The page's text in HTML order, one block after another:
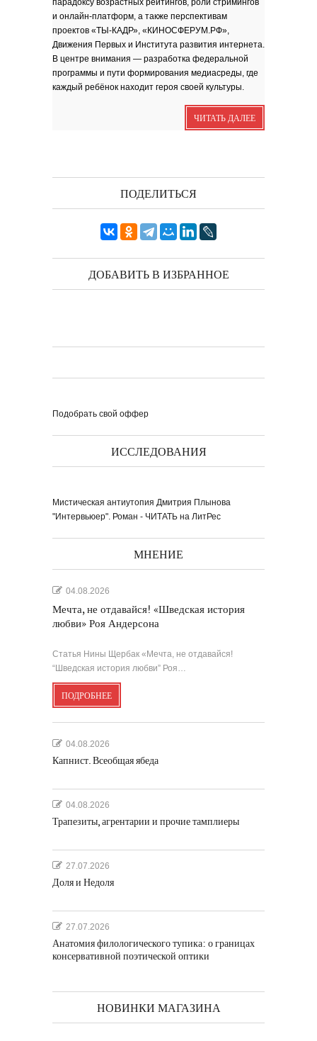
зола. Песня
Я видела бога
Исповедь 5. ''ГРИНЧ''
Исповедь 4. ''ПАРФЮМЕР''
Исповедь 2.
книжных магазинов...
'Комсомольской
правде'
Мультфильм Приключения
Мохнатика и Веничкина
парадоксу возрастных рейтингов, роли стримингов
и онлайн-платформ, а также перспективам
проектов «ТЫ-КАДР», «КИНОСФЕРУМ.РФ»,
Движения Первых и Института развития интернета.
В центре внимания — разработка федеральной
программы и пути формирования медиасреды, где
каждый ребёнок находит героя своей культуры.
ЧИТАТЬ ДАЛЕЕ
ПОДЕЛИТЬСЯ
ДОБАВИТЬ В ИЗБРАННОЕ
Подобрать свой оффер
ИССЛЕДОВАНИЯ
Мистическая антиутопия Дмитрия Плынова
"Интервьюер". Роман - ЧИТАТЬ на ЛитРес
МНЕНИЕ
04.08.2026
Мечта, не отдавайся! «Шведская история
любви» Роя Андерсона
Статья Нины Щербак «Мечта, не отдавайся!
“Шведская история любви” Роя…
ПОДРОБНЕЕ
04.08.2026
Капнист. Всеобщая ябеда
04.08.2026
Трапезиты, агрентарии и прочие тамплиеры
27.07.2026
Доля и Недоля
27.07.2026
Анатомия филологического тупика: о границах
консервативной поэтической оптики
НОВИНКИ МАГАЗИНА